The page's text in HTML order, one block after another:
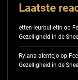
Laatste
etten-leurbulletin op
Gezelligheid in de
Rylana alentejoop
Gezelligheid in de